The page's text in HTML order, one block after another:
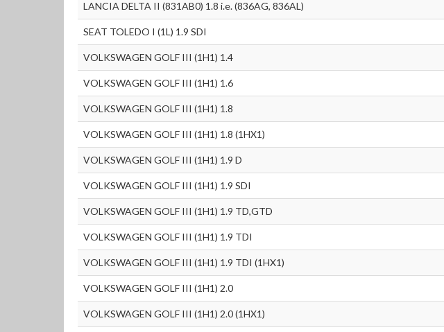
LANCIA DELTA II (831AB0) 1.8 i.e. (836AG, 836AL)
SEAT TOLEDO I (1L) 1.9 SDI
VOLKSWAGEN GOLF III (1H1) 1.4
VOLKSWAGEN GOLF III (1H1) 1.6
VOLKSWAGEN GOLF III (1H1) 1.8
VOLKSWAGEN GOLF III (1H1) 1.8 (1HX1)
VOLKSWAGEN GOLF III (1H1) 1.9 D
VOLKSWAGEN GOLF III (1H1) 1.9 SDI
VOLKSWAGEN GOLF III (1H1) 1.9 TD,GTD
VOLKSWAGEN GOLF III (1H1) 1.9 TDI
VOLKSWAGEN GOLF III (1H1) 1.9 TDI (1HX1)
VOLKSWAGEN GOLF III (1H1) 2.0
VOLKSWAGEN GOLF III (1H1) 2.0 (1HX1)